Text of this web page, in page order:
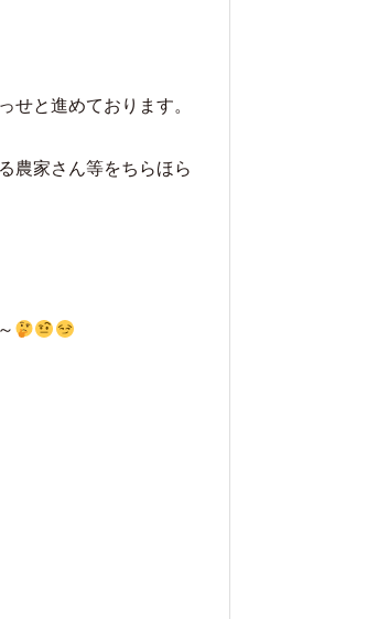
せと進めております。
農家さん等をちらほら